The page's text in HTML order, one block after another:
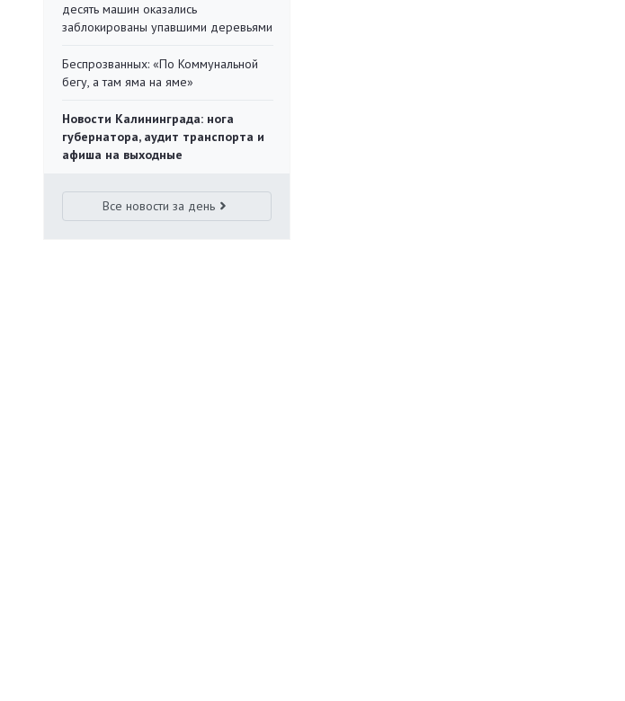
десять машин оказались
заблокированы упавшими деревьями
Беспрозванных: «По Коммунальной
бегу, а там яма на яме»
Новости Калининграда: нога
губернатора, аудит транспорта и
афиша на выходные
Все новости за день